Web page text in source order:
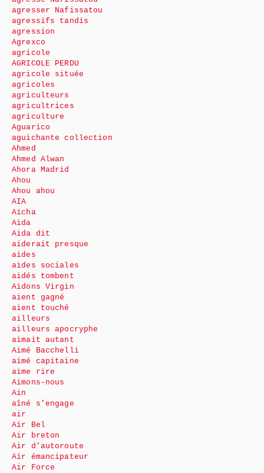
agresser Nafissatou
agressifs tandis
agression
Agrexco
agricole
AGRICOLE PERDU
agricole située
agricoles
agriculteurs
agricultrices
agriculture
Aguarico
aguichante collection
Ahmed
Ahmed Alwan
Ahora Madrid
Ahou
Ahou ahou
AIA
Aïcha
Aida
Aida dit
aiderait presque
aides
aides sociales
aidés tombent
Aidons Virgin
aient gagné
aient touché
ailleurs
ailleurs apocryphe
aimait autant
Aimé Bacchelli
aimé capitaine
aime rire
Aimons-nous
Ain
aîné s’engage
air
Air Bel
Air breton
Air d’autoroute
Air émancipateur
Air Force